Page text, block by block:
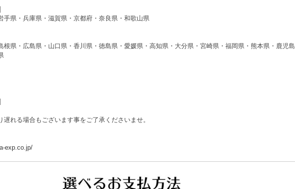
手県・兵庫県・滋賀県・京都府・奈良県・和歌山県
根県・広島県・山口県・香川県・徳島県・愛媛県・高知県・大分県・宮崎県・福岡県・熊本県・鹿児島
れる場合もございます事をご了承くださいませ。
exp.co.jp/